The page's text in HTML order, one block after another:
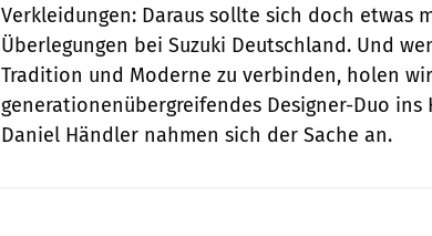
Verkleidungen: Daraus soll­te sich doch etwas
Überlegungen bei Suzuki Deutschland. Und
Tradition und Moderne zu verbinden, holen
generationenübergreifendes Designer-Duo ins
Daniel Händler nahmen sich der Sache an.